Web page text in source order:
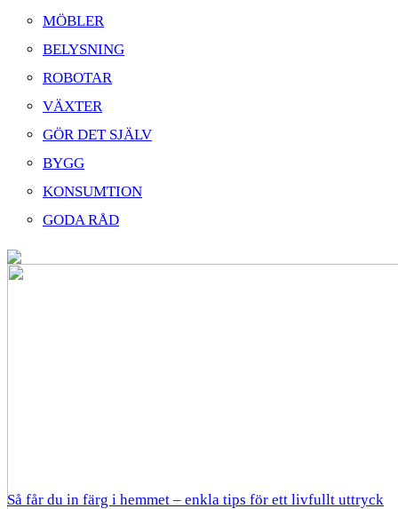
MÖBLER
BELYSNING
ROBOTAR
VÄXTER
GÖR DET SJÄLV
BYGG
KONSUMTION
GODA RÅD
Så får du in färg i hemmet – enkla tips för ett livfullt uttryck